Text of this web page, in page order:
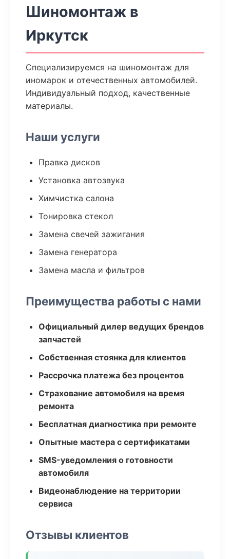
Шиномонтаж в
Иркутск
Специализируемся на шиномонтаж для
иномарок и отечественных автомобилей.
Индивидуальный подход, качественные
материалы.
Наши услуги
Правка дисков
Установка автозвука
Химчистка салона
Тонировка стекол
Замена свечей зажигания
Замена генератора
Замена масла и фильтров
Преимущества работы с нами
Официальный дилер ведущих брендов
запчастей
Собственная стоянка для клиентов
Рассрочка платежа без процентов
Страхование автомобиля на время
ремонта
Бесплатная диагностика при ремонте
Опытные мастера с сертификатами
SMS-уведомления о готовности
автомобиля
Видеонаблюдение на территории
сервиса
Отзывы клиентов